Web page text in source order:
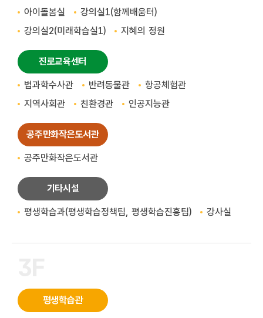
아이돌봄실
강의실1(함께배움터)
강의실2(미래학습실1)
지혜의 정원
진로교육센터
법과학수사관 반려동물관
항공체험관
지역사회관
친환경관 인공지능관
공주만화작은도서관
공주만화작은도서관
기타시설
평생학습과(평생학습정책팀, 평생학습진흥팀) 강사실
평생학습관